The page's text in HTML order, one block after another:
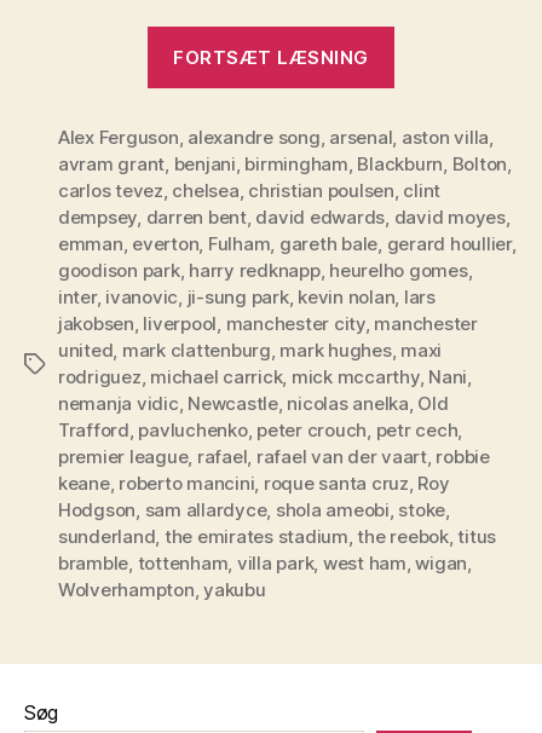
FORTSÆT LÆSNING
10”
Tags
Alex Ferguson, alexandre song, arsenal, aston villa,
avram grant, benjani, birmingham, Blackburn, Bolton,
carlos tevez, chelsea, christian poulsen, clint
dempsey, darren bent, david edwards, david moyes,
emman, everton, Fulham, gareth bale, gerard houllier,
goodison park, harry redknapp, heurelho gomes,
inter, ivanovic, ji-sung park, kevin nolan, lars
jakobsen, liverpool, manchester city, manchester
united, mark clattenburg, mark hughes, maxi
rodriguez, michael carrick, mick mccarthy, Nani,
nemanja vidic, Newcastle, nicolas anelka, Old
Trafford, pavluchenko, peter crouch, petr cech,
premier league, rafael, rafael van der vaart, robbie
keane, roberto mancini, roque santa cruz, Roy
Hodgson, sam allardyce, shola ameobi, stoke,
sunderland, the emirates stadium,the reebok,titus
bramble, tottenham, villa park, west ham,wigan,
Wolverhampton,yakubu
Søg